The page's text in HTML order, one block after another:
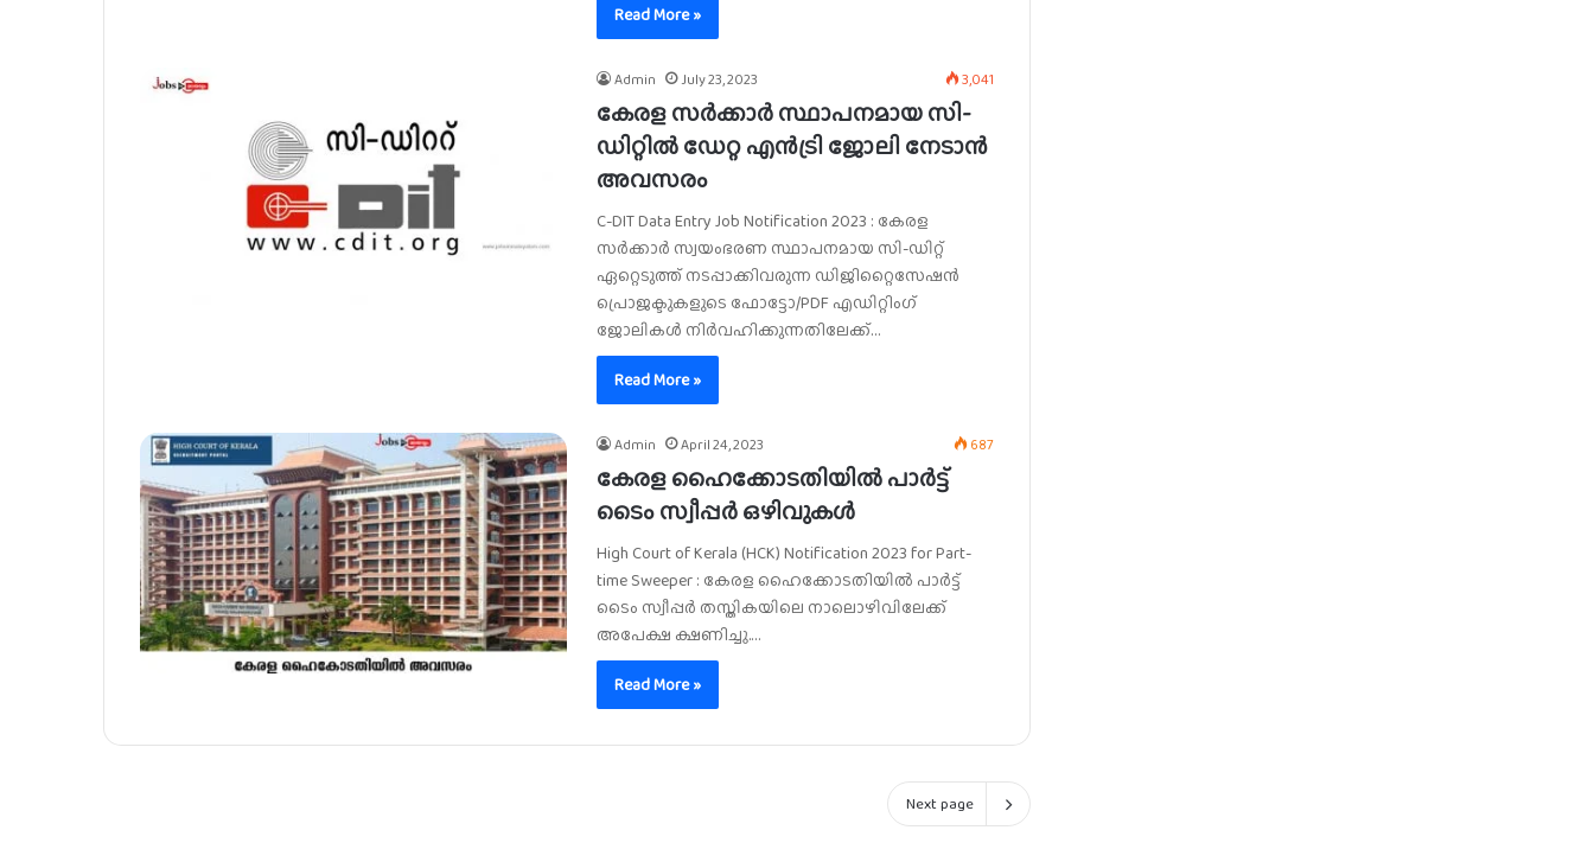
Read More »
Admin July 23, 2023 3,041
കേരള സർക്കാർ സ്ഥാപനമായ സി-
ഡിറ്റിൽ ഡേറ്റ എൻട്രി ജോലി നേടാൻ
അവസരം
C-DIT Data Entry Job Notification 2023 : കേരള
സർക്കാർ സ്വയംഭരണ സ്ഥാപനമായ സി-ഡിറ്റ്
ഏറ്റെടുത്ത് നടപ്പാക്കിവരുന്ന ഡിജിറ്റൈസേഷൻ
പ്രൊജക്ടുകളുടെ ഫോട്ടോ/PDF എഡിറ്റിംഗ്
ജോലികൾ നിർവഹിക്കുന്നതിലേക്ക്…
Read More »
Admin April 24, 2023 687
കേരള ഹൈക്കോടതിയിൽ പാർട്ട്
ടൈം സ്വീപ്പർ ഒഴിവുകൾ
High Court of Kerala (HCK) Notification 2023 for Part-
time Sweeper : കേരള ഹൈക്കോടതിയിൽ പാർട്ട്
ടൈം സ്വീപ്പർ തസ്തികയിലെ നാലൊഴിവിലേക്ക്
അപേക്ഷ ക്ഷണിച്ചു.…
Read More »
Next page